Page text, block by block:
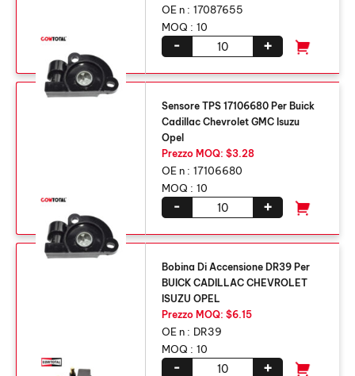
OE n : 17087655
MOQ : 10
+
-
Sensore TPS 17106680 Per Buick
Cadillac Chevrolet GMC Isuzu
Opel
Prezzo MOQ: $3.28
OE n : 17106680
MOQ : 10
+
-
Bobina Di Accensione DR39 Per
BUICK CADILLAC CHEVROLET
ISUZU OPEL
Prezzo MOQ: $6.15
OE n : DR39
MOQ : 10
+
-